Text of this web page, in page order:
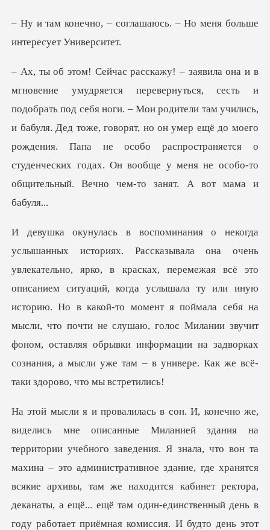
глашаюсь. – Но меня боль
ноги. – Мои родители там учились,
и бабуля. Дед тоже, говорят, но он умер ещё до моего
рождения. Папа не особо распр
описанием ситуаций, когда услышала ту или иную
историю. Но в какой-то момент я поймала себя на
мысли, что почти не слушаю, голос Милании
канаты, а ещё... ещё там один-единственный день в
году работает приёмная комиссия. И будто день этот